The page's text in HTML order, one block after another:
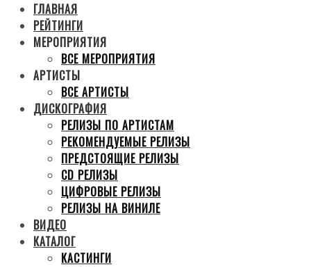
ГЛАВНАЯ
РЕЙТИНГИ
МЕРОПРИЯТИЯ
ВСЕ МЕРОПРИЯТИЯ
АРТИСТЫ
ВСЕ АРТИСТЫ
ДИСКОГРАФИЯ
РЕЛИЗЫ ПО АРТИСТАМ
РЕКОМЕНДУЕМЫЕ РЕЛИЗЫ
ПРЕДСТОЯЩИЕ РЕЛИЗЫ
CD РЕЛИЗЫ
ЦИФРОВЫЕ РЕЛИЗЫ
РЕЛИЗЫ НА ВИНИЛЕ
ВИДЕО
КАТАЛОГ
КАСТИНГИ